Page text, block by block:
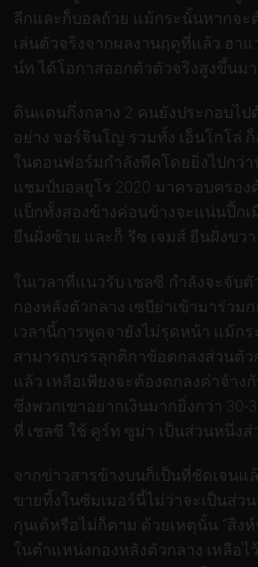
ลีกและก็บอลถ้วย แม้กระนั้นหากจะ
เล่นตัวจริงจากผลงานฤดูที่แล้ว ฮาแ
น์ท ได้โอกาสออกตัวตัวจริงสูงขึ้นม
ดินแดนกึ่งกลาง 2 คนยังประกอบไป
อย่าง จอร์จินโญ่ รวมทั้ง เอ็นโกโล่
ในตอนฟอร์มกำลังพีคโดยยิ่งไปกว่
แชมป์บอลยูโร 2020 มาครอบครอง
แบ็กทั้งสองข้างค่อนข้างจะแน่นปึ้กเ
ยืนฝั่งซ้าย และก็ รีซ เจมส์ ยืนฝั่งขวา
ในเวลาที่แนวรับ เชลซี กำลังจะจับ
กองหลังตัวกลาง เซบีย่าเข้ามาร่วม
เวลานี้การพูดจายังไม่รุดหน้า แม้กร
สามารถบรรลุกติกาข้อตกลงส่วนตั
แล้ว เหลือเพียงจะต้องตกลงค่าจ้าง
ซึ่งพวกเขาอยากเงินมากยิ่งกว่า 30-
ที่ เชลซี ใช้ คูร์ท ซูม่า เป็นส่วนหนึ่ง
จากข่าวสารข้างบนก็เป็นที่ชัดเจนแ
ขายทิ้งในซัมเมอร์นี้ไม่ว่าจะเป็นส่ว
กุนเด้หรือไม่ก็ตาม ด้วยเหตุนั้น “สิงห์
ในตำแหน่งกองหลังตัวกลาง เหลือไ